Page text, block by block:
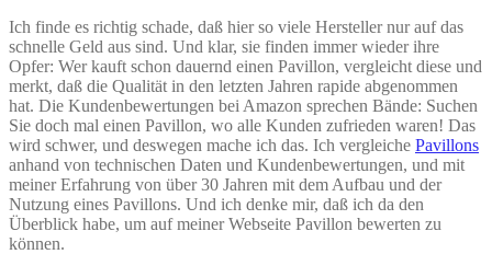
Ich finde es richtig schade, daß hier so viele Hersteller nur auf das
schnelle Geld aus sind. Und klar, sie finden immer wieder ihre
Opfer: Wer kauft schon dauernd einen Pavillon, vergleicht diese und
merkt, daß die Qualität in den letzten Jahren rapide abgenommen
hat. Die Kundenbewertungen bei Amazon sprechen Bände: Suchen
Sie doch mal einen Pavillon, wo alle Kunden zufrieden waren! Das
wird schwer, und deswegen mache ich das. Ich vergleiche Pavillons
anhand von technischen Daten und Kundenbewertungen, und mit
meiner Erfahrung von über 30 Jahren mit dem Aufbau und der
Nutzung eines Pavillons. Und ich denke mir, daß ich da den
Überblick habe, um auf meiner Webseite Pavillon bewerten zu
können.